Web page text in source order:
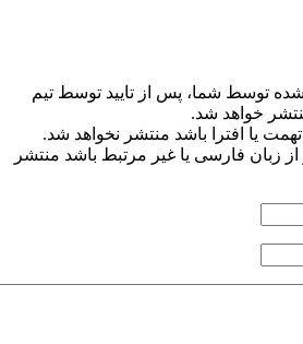
توسط شما، پس از تایید توسط تیم
خواهد شد.
یا افترا باشد منتشر نخواهد شد.
از زبان فارسی یا غیر مرتبط باشد منتشر